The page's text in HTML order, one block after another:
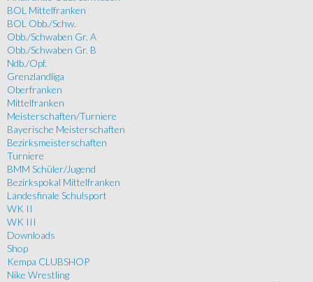
BOL Mittelfranken
BOL Obb./Schw.
Obb./Schwaben Gr. A
Obb./Schwaben Gr. B
Ndb./Opf.
Grenzlandliga
Oberfranken
Mittelfranken
Meisterschaften/Turniere
Bayerische Meisterschaften
Bezirksmeisterschaften
Turniere
BMM Schüler/Jugend
Bezirkspokal Mittelfranken
Landesfinale Schulsport
WK II
WK III
Downloads
Shop
Kempa CLUBSHOP
Nike Wrestling